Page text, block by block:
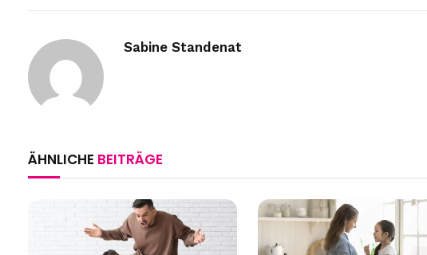
Sabine Standenat
ÄHNLICHE BEITRÄGE